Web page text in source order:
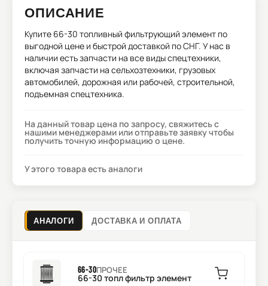
ОПИСАНИЕ
Купите 66-30 топливный фильтрующий элемент по
выгодной цене и быстрой доставкой по СНГ. У нас в
наличии есть запчасти на все виды спецтехники,
включая запчасти на сельхозтехники, грузовых
автомобилей, дорожная или рабочей, строительной,
подъемная спецтехника.
На данный товар цена по запросу, свяжитесь с
нашими менеджерами или отправьте заявку чтобы
получить точную информацию о цене.
У этого товара есть аналоги
АНАЛОГИ ДОСТАВКА И ОПЛАТА
66-30ПРОЧЕЕ
66-30 топл фильтр элемент